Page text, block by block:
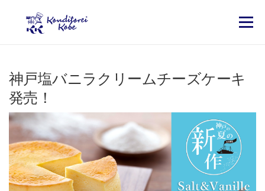
メニュー
神戸塩バニラクリームチーズケーキ
発売！